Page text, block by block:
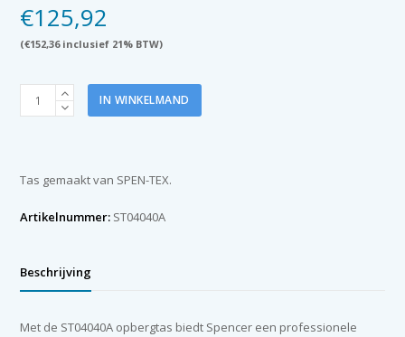
€125,92
(€152,36inclusief 21% BTW)
Spencer
tas
aantal
IN WINKELMAND
Tas gemaakt van SPEN-TEX.
Artikelnummer: ST04040A
Beschrijving
Met de ST04040A opbergtas biedt Spencer een professionele